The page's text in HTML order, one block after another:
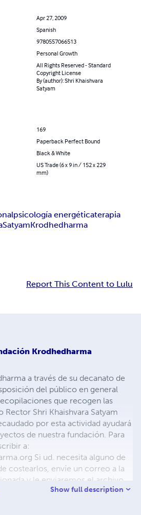
Apr 27, 2009
Spanish
9780557066513
Personal Growth
All Rights Reserved - Standard
Copyright License
By (author): Shri Khaishvara
Satyam
169
Paperback Perfect Bound
Black & White
US Trade (6 x 9 in / 152 x 229
mm)
psicología energéticaterapia
SatyamKrodhedharma
Report This Content to Lulu
Krodhedharma
a través de su decanato de
del público en general
que recogen las
Rector Shri Khaishvara Satyam
por esta actividad ayudará
de nuestra fundación. Para
a:
Si ud. necesita alguno de
costearlos, envíe un correo a la
y le enviaremos el archivo
tan pronto como nos sea posible.
Show full description